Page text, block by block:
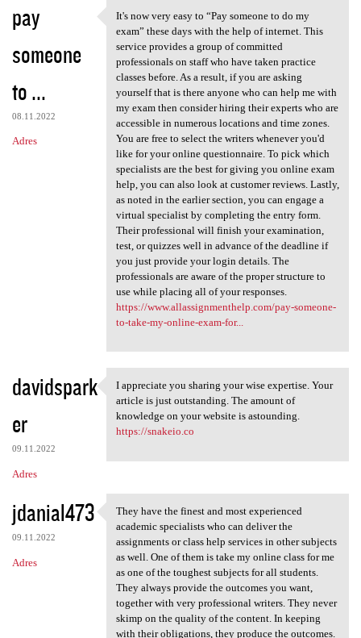
pay
someone
to ...
08.11.2022
Adres
It's now very easy to “Pay
It's now very easy to “Pay someone to do my
exam” these days with the help of internet. This
service provides a group of committed
professionals on staff who have taken practice
classes before. As a result, if you are asking
yourself that is there anyone who can help me with
my exam then consider hiring their experts who are
accessible in numerous locations and time zones.
You are free to select the writers whenever you'd
like for your online questionnaire. To pick which
specialists are the best for giving you online exam
help, you can also look at customer reviews. Lastly,
as noted in the earlier section, you can engage a
virtual specialist by completing the entry form.
Their professional will finish your examination,
test, or quizzes well in advance of the deadline if
you just provide your login details. The
professionals are aware of the proper structure to
use while placing all of your responses.
https://www.allassignmenthelp.com/pay-someone-
to-take-my-online-exam-for...
davidspark
er
09.11.2022
Adres
I appreciate you sharing your
I appreciate you sharing your wise expertise. Your
article is just outstanding. The amount of
knowledge on your website is astounding.
https://snakeio.co
jdanial473
09.11.2022
Adres
They have the finest and most
They have the finest and most experienced
academic specialists who can deliver the
assignments or class help services in other subjects
as well. One of them is take my online class for me
as one of the toughest subjects for all students.
They always provide the outcomes you want,
together with very professional writers. They never
skimp on the quality of the content. In keeping
with their obligations, they produce the outcomes.